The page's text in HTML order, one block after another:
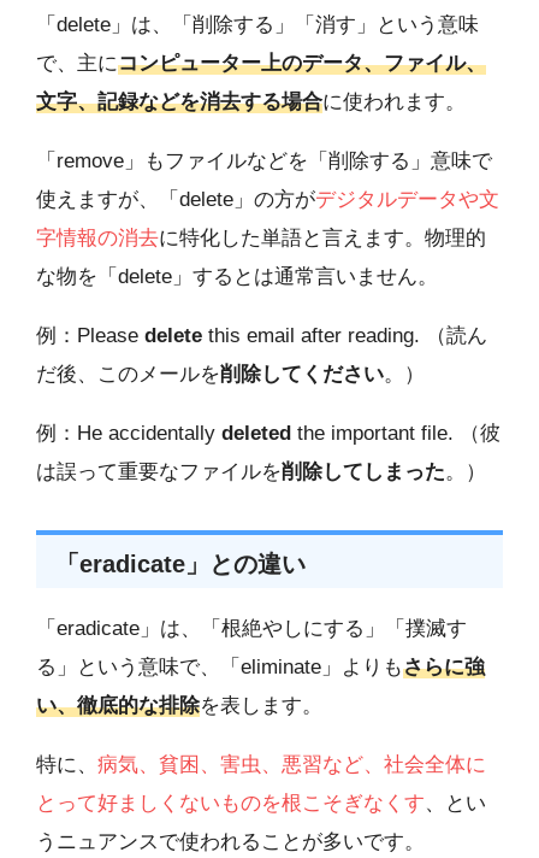
「delete」は、「削除する」「消す」という意味
で、主にコンピューター上のデータ、ファイル、
文字、記録などを消去する場合に使われます。
「remove」もファイルなどを「削除する」意味で
使えますが、「delete」の方がデジタルデータや文
字情報の消去に特化した単語と言えます。物理的
な物を「delete」するとは通常言いません。
例：Please delete this email after reading. （読ん
だ後、このメールを削除してください。）
例：He accidentally deleted the important file. （彼
は誤って重要なファイルを削除してしまった。）
「eradicate」との違い
「eradicate」は、「根絶やしにする」「撲滅す
る」という意味で、「eliminate」よりもさらに強
い、徹底的な排除を表します。
特に、 病気、貧困、害虫、悪習など、社会全体に
とって好ましくないものを根こそぎなくす、とい
うニュアンスで使われることが多いです。